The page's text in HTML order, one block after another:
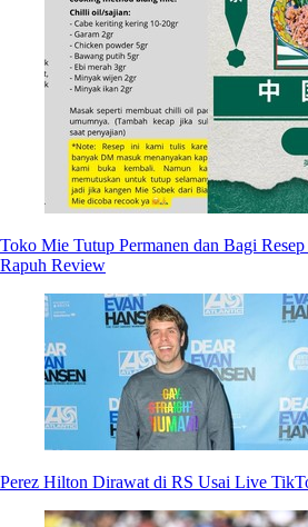
Toko Mie Tutup Permanen dan Bagi
Rapuh Review
Perez Hilton Dirawat di RS Usai Live